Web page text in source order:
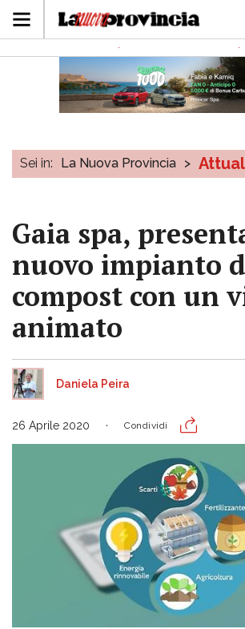
Sei in: La Nuova Provincia >
Gaia spa,
nuovo impianto
compost con un
animato
Daniela Peira
26 Aprile 2020 Condividi